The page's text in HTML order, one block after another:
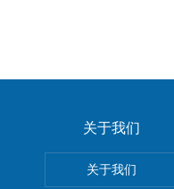
关于我们
关于我们